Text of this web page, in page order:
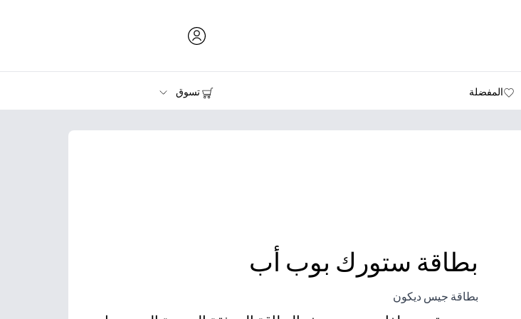
المفضلة
تسوق
الطابعات
بطاقة ستورك بوب أب
بطاقة جيس ديكون